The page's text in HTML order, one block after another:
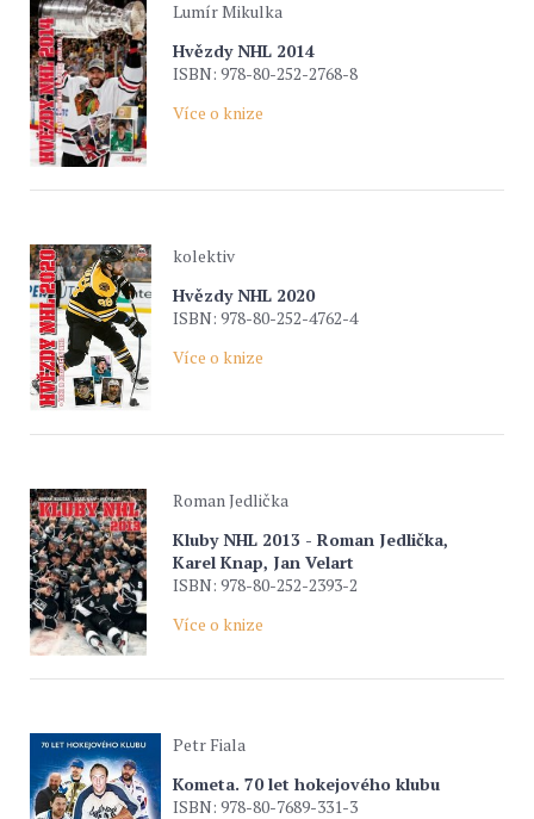
Lumír Mikulka
Hvězdy NHL 2014
ISBN: 978-80-252-2768-8
Více o knize
kolektiv
Hvězdy NHL 2020
ISBN: 978-80-252-4762-4
Více o knize
Roman Jedlička
Kluby NHL 2013 - Roman Jedlička,
Karel Knap, Jan Velart
ISBN: 978-80-252-2393-2
Více o knize
Petr Fiala
Kometa. 70 let hokejového klubu
ISBN: 978-80-7689-331-3